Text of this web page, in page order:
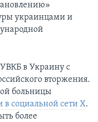
украинцами и
в Украину с
вторжения.
больницы
в социальной сети X.
более